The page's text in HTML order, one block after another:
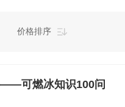
价格排序
可燃冰知识100问